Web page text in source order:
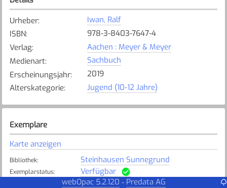
Urheber:
Iwan, Ralf
ISBN:
978-3-8403-7647-4
Verlag:
Aachen : Meyer & Meyer
Medienart:
Sachbuch
Erscheinungsjahr:
2019
Alterskategorie: Jugend (10-12 Jahre)
Exemplare
Karte anzeigen
Bibliothek: Steinhausen Sunnegrund
Exemplarstatus:
Verfügbar
webOpac 5.2.120 - Predata AG